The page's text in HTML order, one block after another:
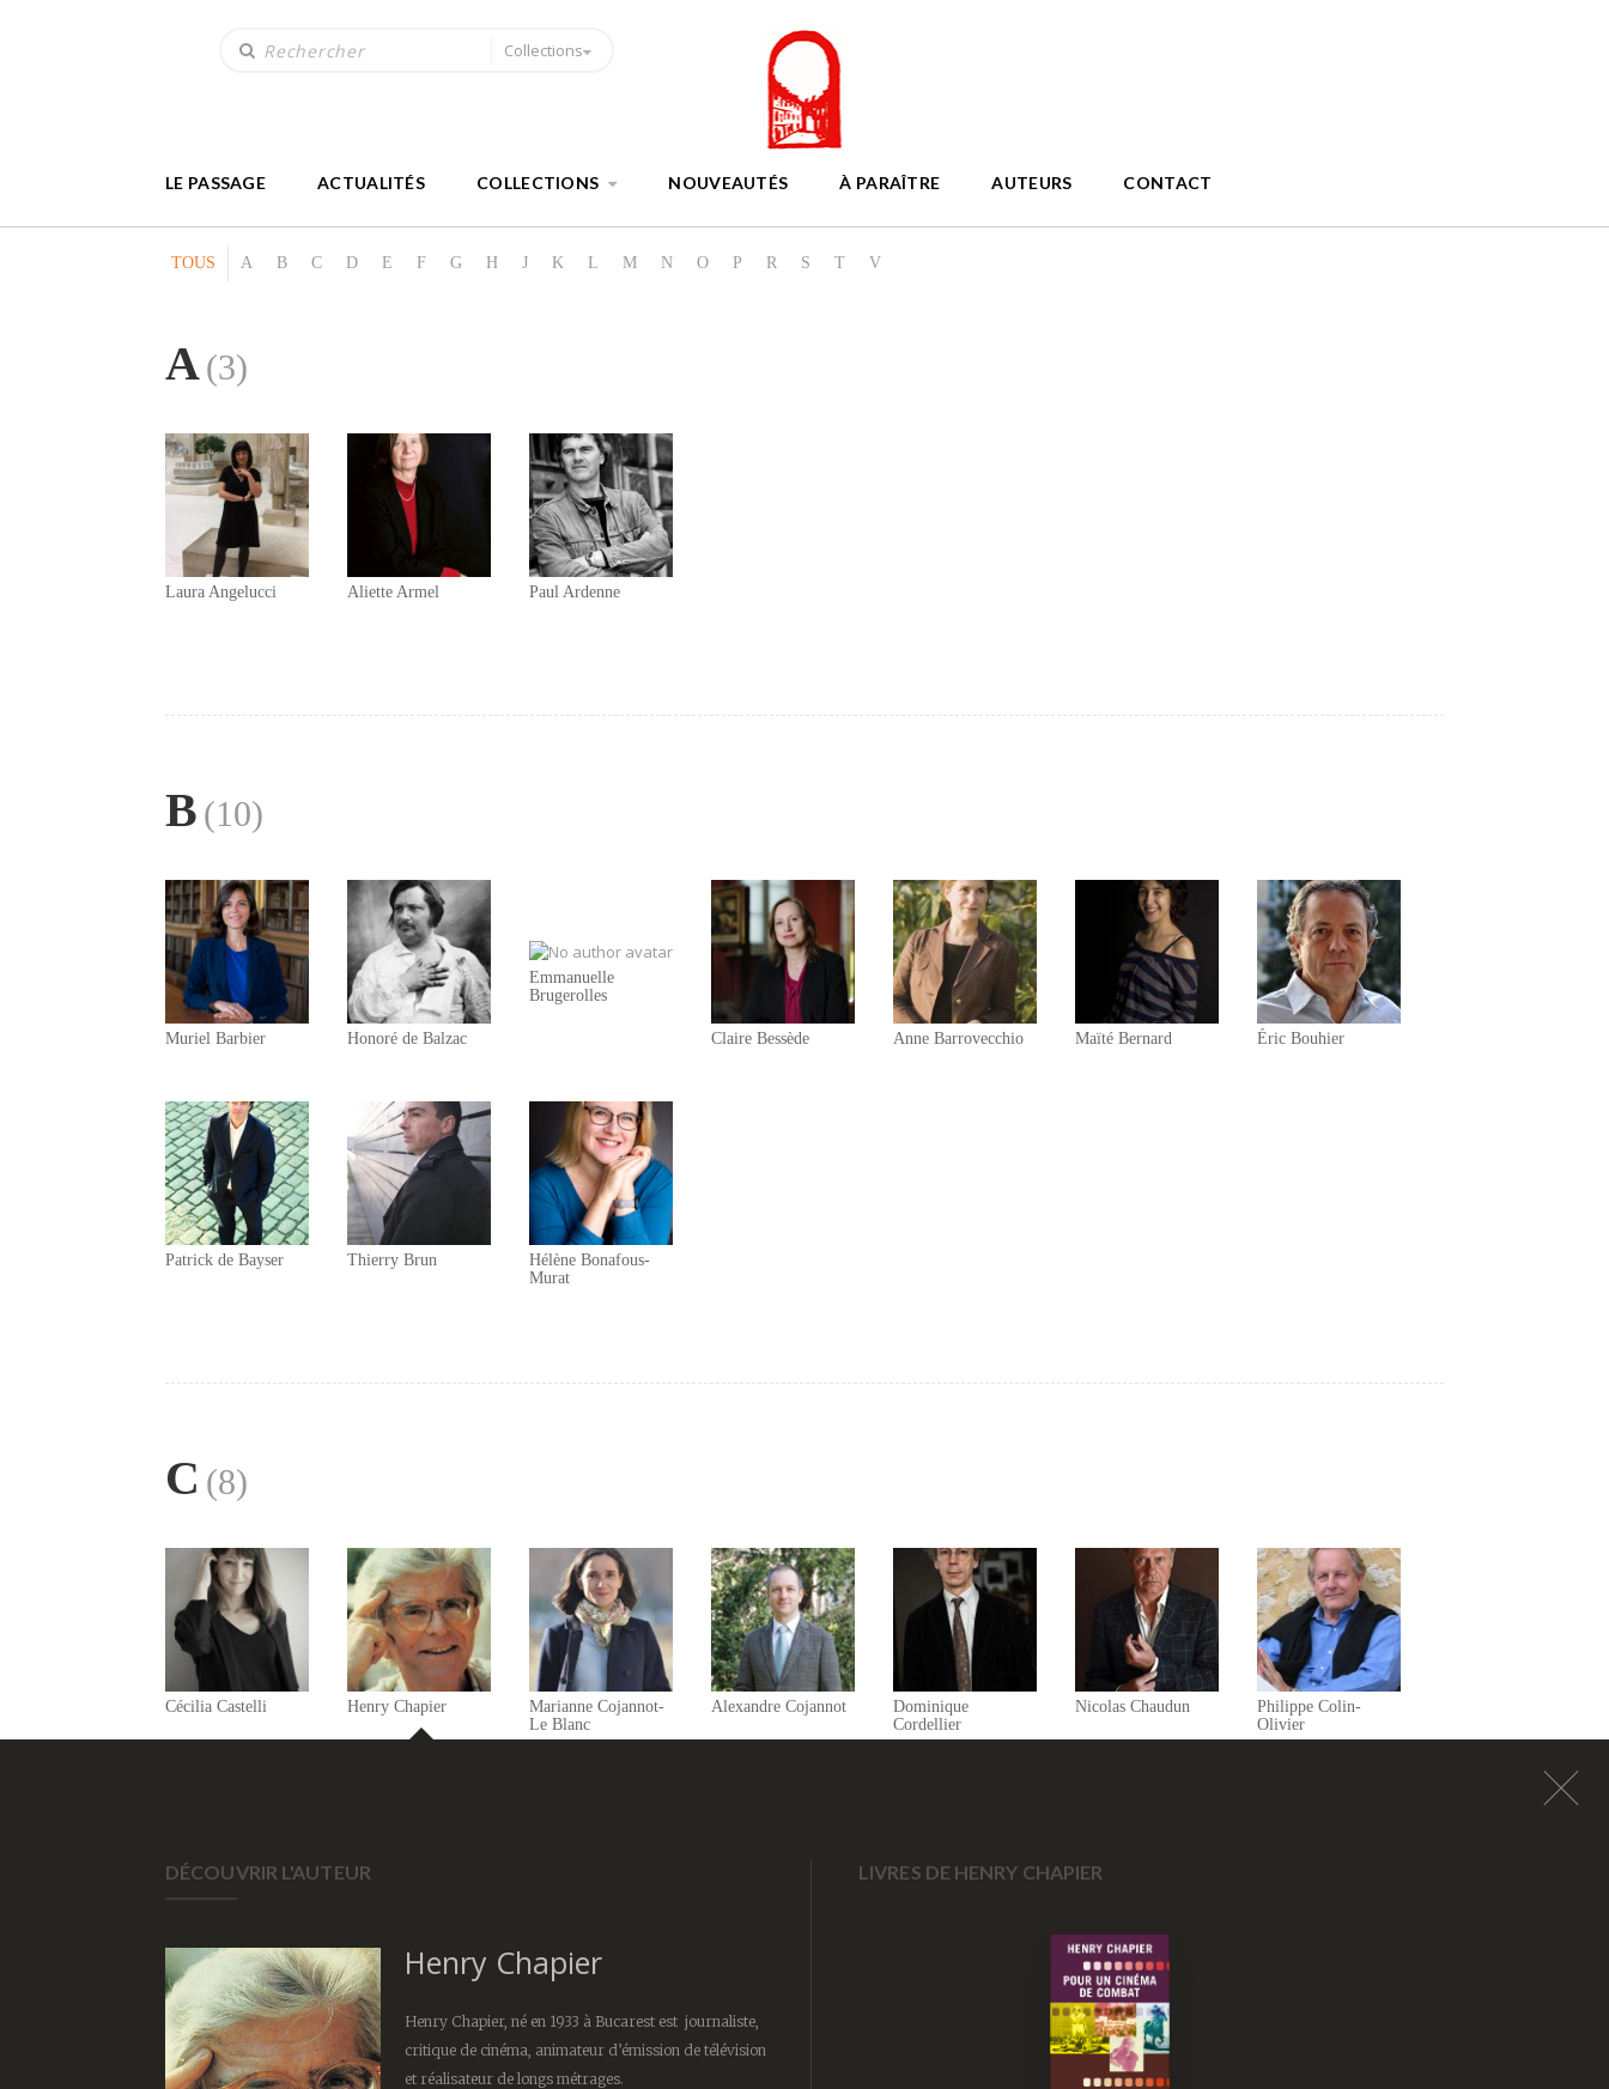
Collections
LE PASSAGE ACTUALITÉS COLLECTIONS NOUVEAUTÉS À PARAÎTRE AUTEURS CONTACT
TOUS A B C D E F G H J K L M N O P R S T V
A(3)
Laura Angelucci Aliette Armel Paul Ardenne
B (10)
Muriel Barbier Honoré de Balzac
Emmanuelle
Brugerolles
Claire Bessède Anne Barrovecchio Maïté Bernard Éric Bouhier
Patrick de Bayser Thierry Brun
Hélène Bonafous-
Murat
C (8)
Cécilia Castelli Henry Chapier
DÉCOUVRIR L'AUTEUR
Henry Chapier
Henry Chapier, né en 1933 à Bucarest est journaliste,
critique de cinéma, animateur d’émission de télévision
et réalisateur de longs métrages.
LIVRES DE HENRY CHAPIER
Marianne Cojannot-
Le Blanc
Alexandre Cojannot
Dominique
Cordellier
Nicolas Chaudun
Philippe Colin-
Olivier